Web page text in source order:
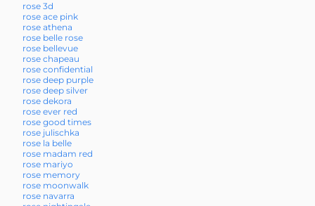
rose 3d
rose ace pink
rose athena
rose belle rose
rose bellevue
rose chapeau
rose confidential
rose deep purple
rose deep silver
rose dekora
rose ever red
rose good times
rose julischka
rose la belle
rose madam red
rose mariyo
rose memory
rose moonwalk
rose navarra